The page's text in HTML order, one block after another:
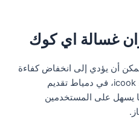
غسالة اي كوك
أن يؤدي إلى انخفاض كفاءة
التبريد. يمكن لمراكز خدمة عملاء icook، في دمياط تقديم
يسهل على المستخدمين